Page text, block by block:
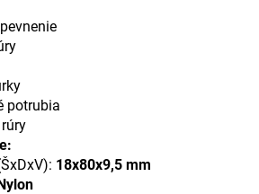
potrubia
18x80x9,5 mm